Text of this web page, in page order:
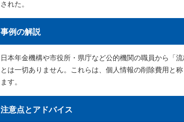
された。
事例の解説
日本年金機構や市役所・県庁など公的機関の職員から「
とは一切ありません。これらは、個人情報の削除費用と
ます。
注意点とアドバイス